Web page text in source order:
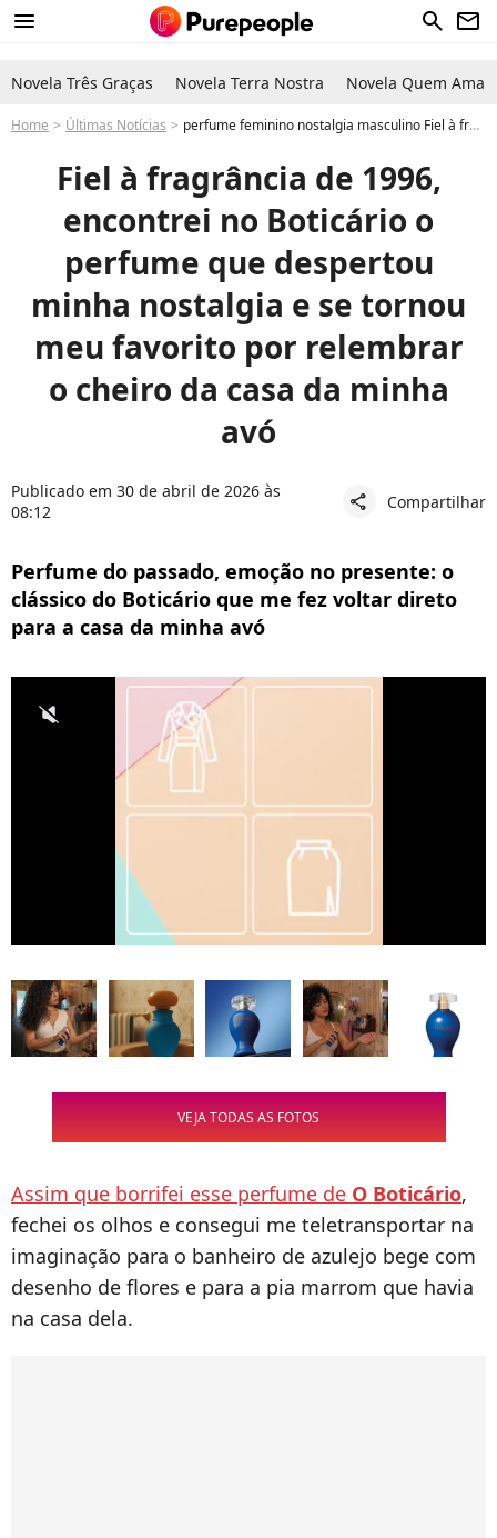
menu search newsletter
Novela Três Graças Novela Terra Nostra Novela Quem Ama
Home Últimas Notícias perfume feminino nostalgia masculino Fiel à fragrância de 1996, encontrei no Boticário o perfume que despertou minha nostalgia e se tornou meu favorito por relembrar o cheiro da casa da minha avó
Fiel à fragrância de 1996,
encontrei no Boticário o
perfume que despertou
minha nostalgia e se tornou
meu favorito por relembrar
o cheiro da casa da minha
avó
Publicado em 30 de abril de 2026 às
08:12
share Compartilhar
Perfume do passado, emoção no presente: o
clássico do Boticário que me fez voltar direto
para a casa da minha avó
VEJA TODAS AS FOTOS
Assim que borrifei esse perfume de O Boticário,
fechei os olhos e consegui me teletransportar na
imaginação para o banheiro de azulejo bege com
desenho de flores e para a pia marrom que havia
na casa dela.